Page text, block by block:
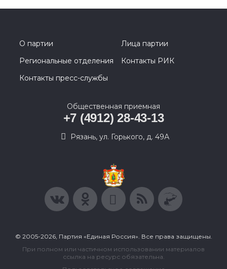
О партии
Лица партии
Региональные отделения
Контакты РИК
Контакты пресс-службы
Общественная приемная
+7 (4912) 28-43-13
Рязань, ул. Горького, д. 49А
© 2005-2026, Партия «Единая Россия». Все права защищены.
При полном или частичном использовании материалов
ссылка на ресурс обязательна.